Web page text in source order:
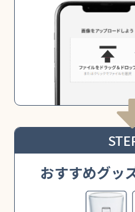
おすすめグッ